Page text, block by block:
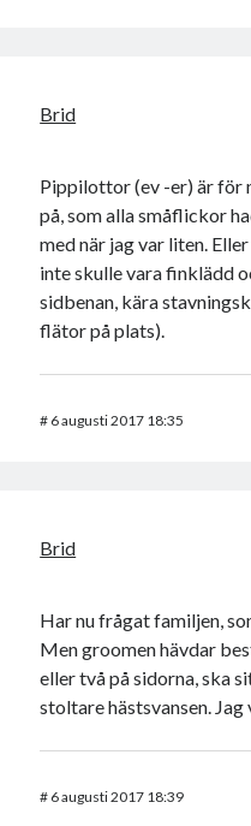
Brid
Pippilottor (ev -er) är för
på, som alla småflickor
med när jag var liten.
inte skulle vara finklädd
sidbenan, kära
flätor på plats).
# 6 augusti 2017 18:35
Brid
Har nu frågat familjen,
Men groomen hävdar
eller två på sidorna, ska
stoltare hästsvansen. Jag
# 6 augusti 2017 18:39